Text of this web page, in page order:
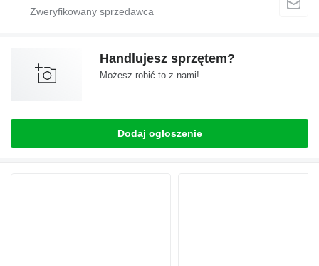
Handlujesz sprzętem?
Możesz robić to z nami!
Dodaj ogłoszenie